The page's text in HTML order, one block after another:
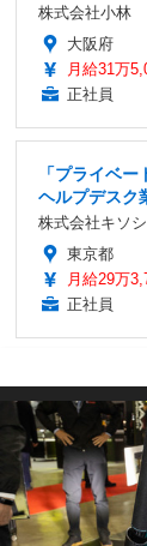
株式会社小林
大阪府
月給31万
正社員
「プライベ
ヘルプデスク
株式会社キソ
東京都
月給29万
正社員